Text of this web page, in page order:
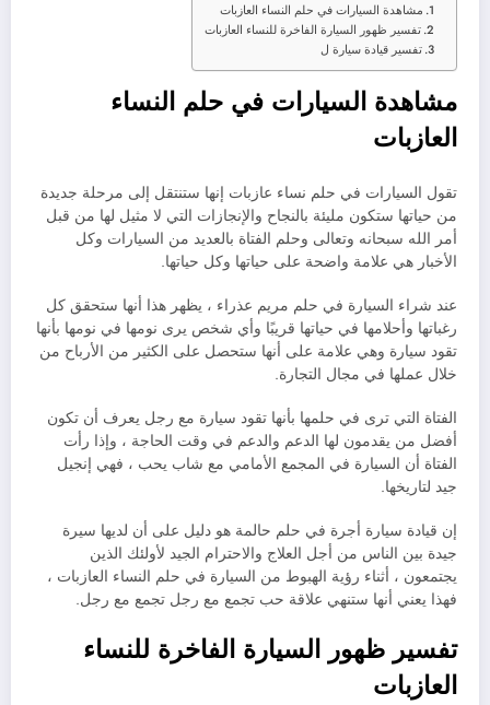
مشاهدة السيارات في حلم النساء العازبات
تفسير ظهور السيارة الفاخرة للنساء العازبات
تفسير قيادة سيارة ل
مشاهدة السيارات في حلم النساء
العازبات
تقول السيارات في حلم نساء عازبات إنها ستنتقل إلى مرحلة جديدة
من حياتها ستكون مليئة بالنجاح والإنجازات التي لا مثيل لها من قبل
أمر الله سبحانه وتعالى وحلم الفتاة بالعديد من السيارات وكل
الأخبار هي علامة واضحة على حياتها وكل حياتها.
عند شراء السيارة في حلم مريم عذراء ، يظهر هذا أنها ستحقق كل
رغباتها وأحلامها في حياتها قريبًا وأي شخص يرى نومها في نومها بأنها
تقود سيارة وهي علامة على أنها ستحصل على الكثير من الأرباح من
خلال عملها في مجال التجارة.
الفتاة التي ترى في حلمها بأنها تقود سيارة مع رجل يعرف أن تكون
أفضل من يقدمون لها الدعم والدعم في وقت الحاجة ، وإذا رأت
الفتاة أن السيارة في المجمع الأمامي مع شاب يحب ، فهي إنجيل
جيد لتاريخها.
إن قيادة سيارة أجرة في حلم حالمة هو دليل على أن لديها سيرة
جيدة بين الناس من أجل العلاج والاحترام الجيد لأولئك الذين
يجتمعون ، أثناء رؤية الهبوط من السيارة في حلم النساء العازبات ،
فهذا يعني أنها ستنهي علاقة حب تجمع مع رجل تجمع مع رجل.
تفسير ظهور السيارة الفاخرة للنساء
العازبات